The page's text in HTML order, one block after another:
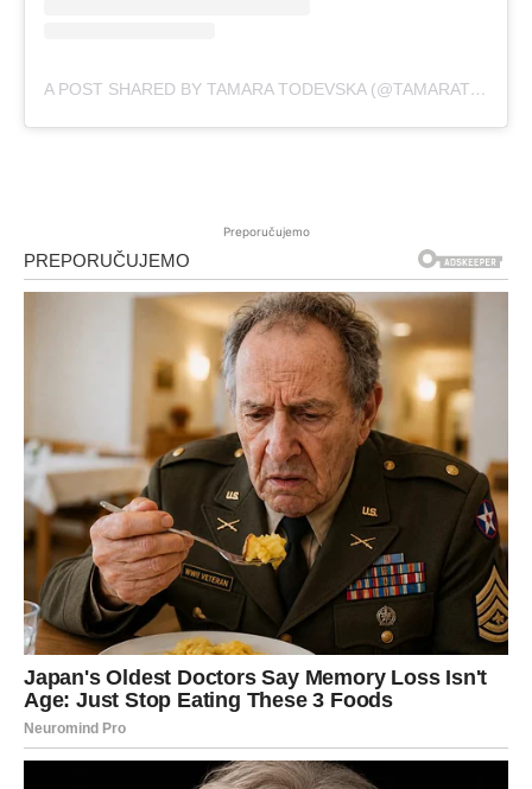
A POST SHARED BY TAMARA TODEVSKA (@TAMARATODEVSKA)
Preporučujemo